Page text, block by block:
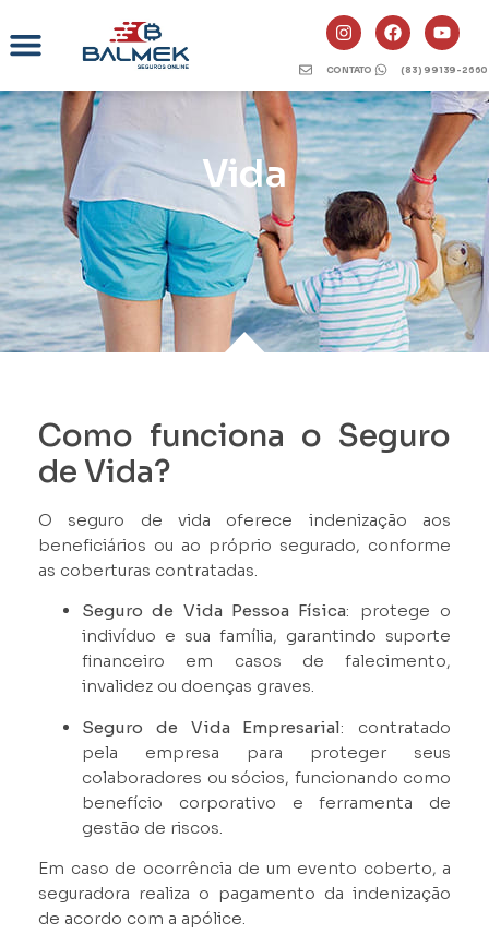
CONTATO (83) 99139-2660
Vida
Como funciona o Seguro
de Vida?
O seguro de vida oferece indenização aos
beneficiários ou ao próprio segurado, conforme
as coberturas contratadas.
Seguro de Vida Pessoa Física: protege o
indivíduo e sua família, garantindo suporte
financeiro em casos de falecimento,
invalidez ou doenças graves.
Seguro de Vida Empresarial: contratado
pela empresa para proteger seus
colaboradores ou sócios, funcionando como
benefício corporativo e ferramenta de
gestão de riscos.
Em caso de ocorrência de um evento coberto, a
seguradora realiza o pagamento da indenização
de acordo com a apólice.